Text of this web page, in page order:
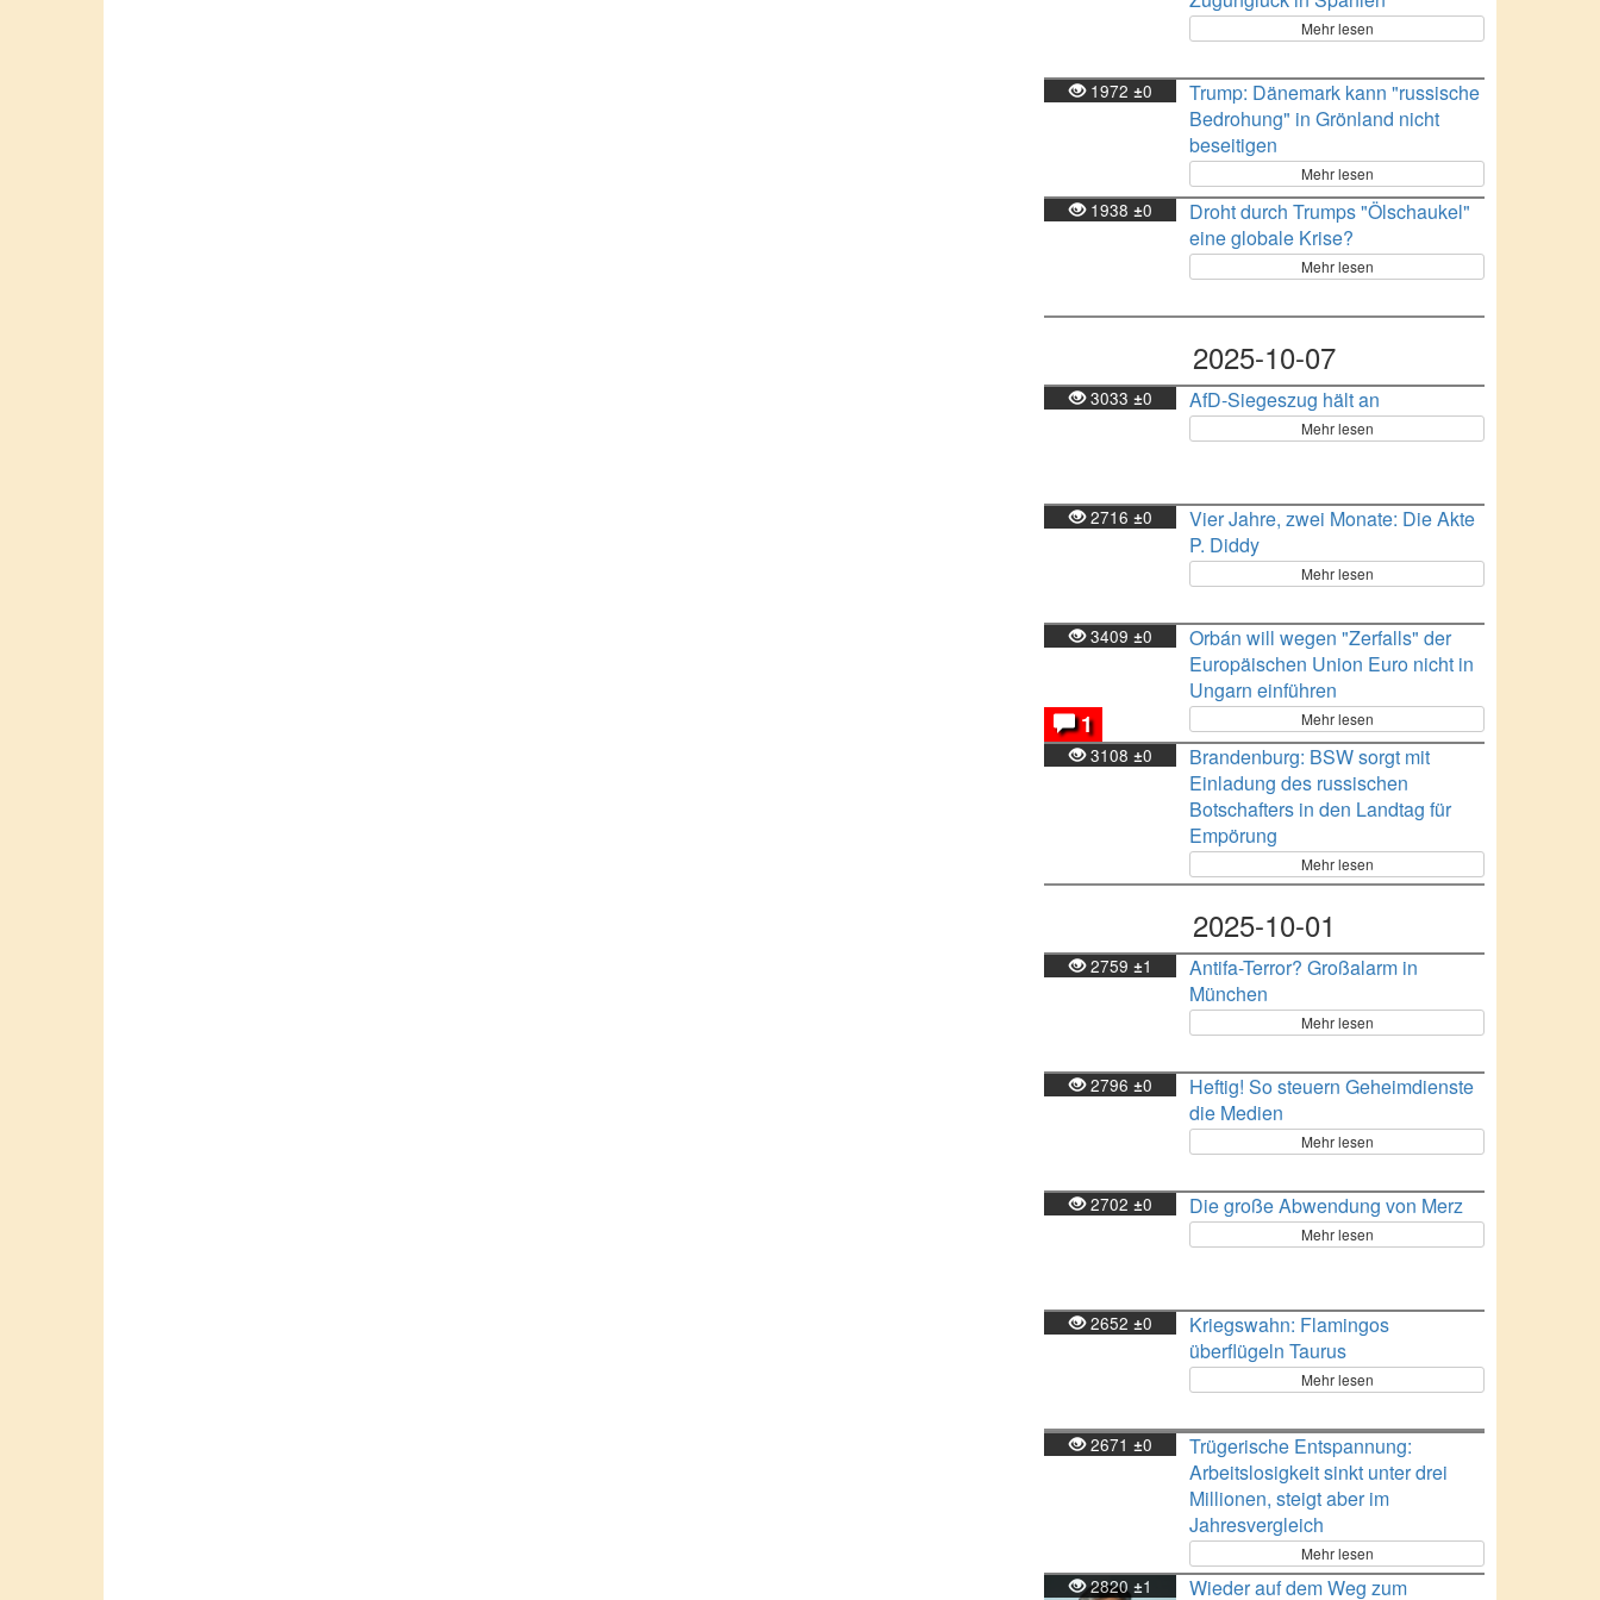
Mehr lesen
1972 ±0
Trump: Dänemark kann "russische
Bedrohung" in Grönland nicht
beseitigen
Mehr lesen
1938 ±0
Droht durch Trumps "Ölschaukel"
eine globale Krise?
Mehr lesen
2025-10-07
3033 ±0 AfD-Siegeszug hält an
Mehr lesen
2716 ±0
Vier Jahre, zwei Monate: Die Akte
P. Diddy
Mehr lesen
3409 ±0
1
Orbán will wegen "Zerfalls" der
Europäischen Union Euro nicht in
Ungarn einführen
Mehr lesen
3108 ±0
Brandenburg: BSW sorgt mit
Einladung des russischen
Botschafters in den Landtag für
Empörung
Mehr lesen
2025-10-01
2759 ±1
Antifa-Terror? Großalarm in
München
Mehr lesen
2796 ±0
Heftig! So steuern Geheimdienste
die Medien
Mehr lesen
2702 ±0 Die große Abwendung von Merz
Mehr lesen
2652 ±0
Kriegswahn: Flamingos
überflügeln Taurus
Mehr lesen
2671 ±0
Trügerische Entspannung:
Arbeitslosigkeit sinkt unter drei
Millionen, steigt aber im
Jahresvergleich
Mehr lesen
2820 ±1
Wieder auf dem Weg zum